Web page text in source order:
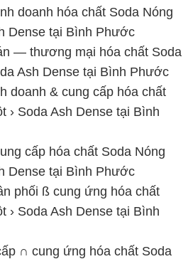
doanh hóa chất Soda Nóng
Dense tại Bình Phước
— thương mại hóa chất Soda
Ash Dense tại Bình Phước
doanh & cung cấp hóa chất
› Soda Ash Dense tại Bình
cấp hóa chất Soda Nóng
Dense tại Bình Phước
phối ß cung ứng hóa chất
› Soda Ash Dense tại Bình
∩ cung ứng hóa chất Soda